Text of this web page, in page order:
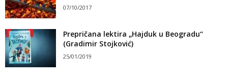
07/10/2017
Prepričana lektira „Hajduk u Beogradu“
(Gradimir Stojković)
25/01/2019